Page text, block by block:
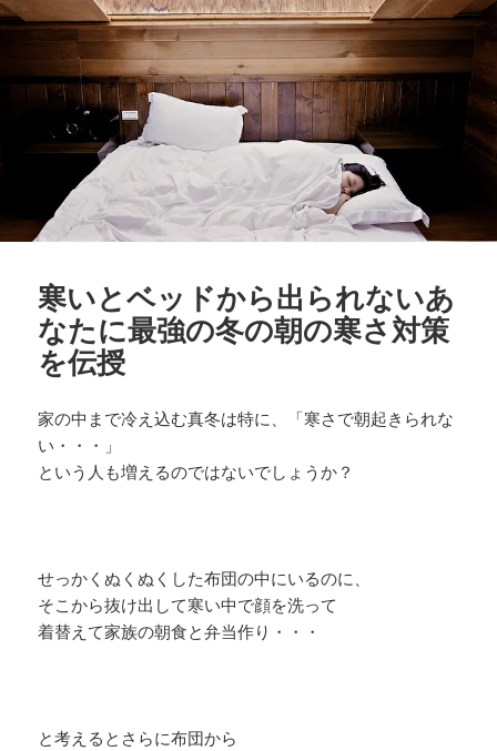
寒いとベッドから出られないあ
なたに最強の冬の朝の寒さ対策
を伝授
家の中まで冷え込む真冬は特に、「寒さで朝起きられな
い・・・」
という人も増えるのではないでしょうか？
せっかくぬくぬくした布団の中にいるのに、
そこから抜け出して寒い中で顔を洗って
着替えて家族の朝食と弁当作り・・・
と考えるとさらに布団から